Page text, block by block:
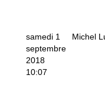
samedi 1
septembre
2018
10:07
Michel